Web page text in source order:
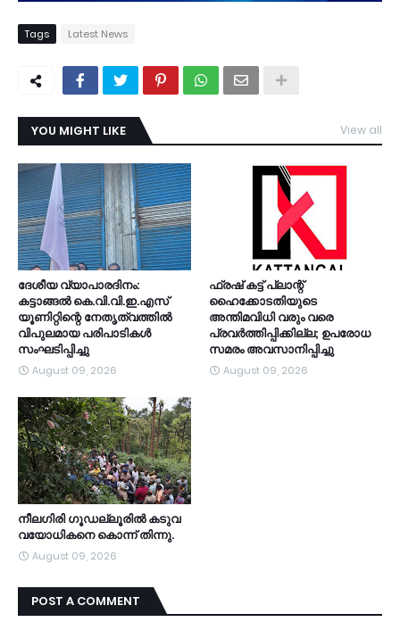
Tags Latest News
YOU MIGHT LIKE View all
ദേശീയ വ്യാപാരദിനം:
കട്ടാങ്ങൽ കെ.വി.വി.ഇ.എസ്
യൂണിറ്റിന്റെ നേതൃത്വത്തിൽ
വിപുലമായ പരിപാടികൾ
സംഘടിപ്പിച്ചു
August 09, 2026
ഫ്രഷ് കട്ട് പ്ലാന്റ്
ഹൈക്കോടതിയുടെ
അന്തിമവിധി വരും വരെ
പ്രവർത്തിപ്പിക്കില്ല; ഉപരോധ
സമരം അവസാനിപ്പിച്ചു
August 09, 2026
നീലഗിരി ഗൂഡല്ലൂരിൽ കടുവ
വയോധികനെ കൊന്ന് തിന്നു.
August 09, 2026
POST A COMMENT